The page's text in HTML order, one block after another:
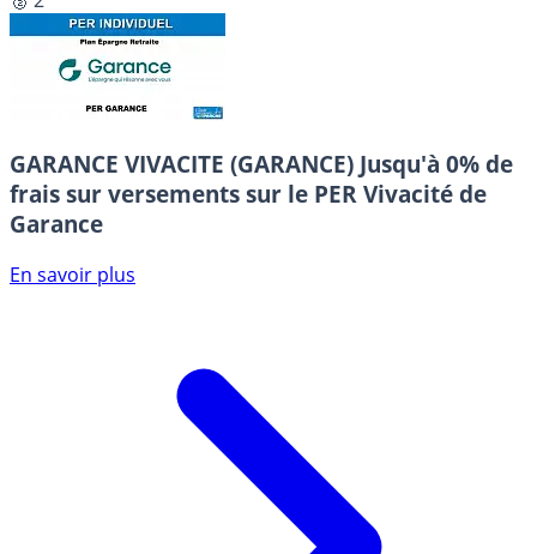
GARANCE VIVACITE (GARANCE) Jusqu'à 0% de
frais sur versements sur le PER Vivacité de
Garance
En savoir plus